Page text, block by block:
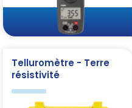
Telluromètre - Terre
résistivité